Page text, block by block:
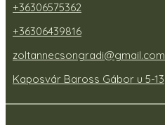
+36306575362
+36306439816
zoltannecsongradi@gmail.com
Kaposvár Baross Gábor u 5-13